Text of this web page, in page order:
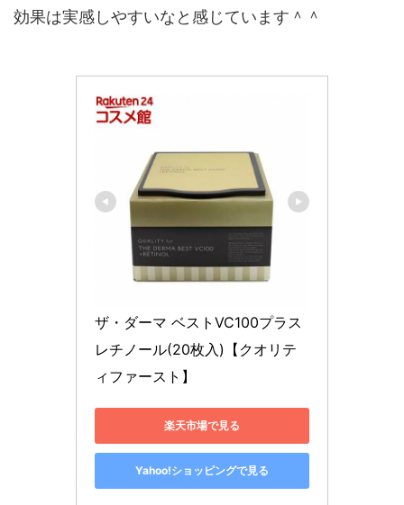
効果は実感しやすいなと感じています＾＾
ザ・ダーマ ベストVC100プラス
レチノール(20枚入)【クオリテ
ィファースト】
楽天市場で見る
Yahoo!ショッピングで見る